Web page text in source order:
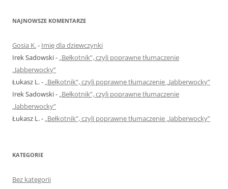
NAJNOWSZE KOMENTARZE
Gosia K.- Imię dla dziewczynki
Irek Sadowski- „Bełkotnik”, czyli poprawne tłumaczenie
„Jabberwocky”
Łukasz L.- „Bełkotnik”, czyli poprawne tłumaczenie „Jabberwocky”
Irek Sadowski- „Bełkotnik”, czyli poprawne tłumaczenie
„Jabberwocky”
Łukasz L.- „Bełkotnik”, czyli poprawne tłumaczenie „Jabberwocky”
KATEGORIE
Bez kategorii